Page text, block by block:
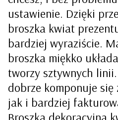
ustawienie. Dzięki
broszka kwiat
bardziej wyraziście.
broszka miękko
tworzy sztywnych
dobrze komponuje się
jak i bardziej
Broszka dekoracyjna